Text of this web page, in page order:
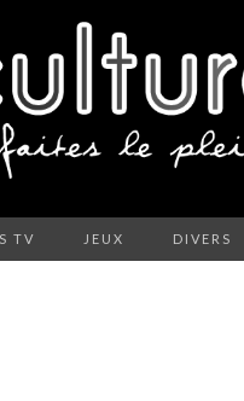
TV JEUX DIVERS